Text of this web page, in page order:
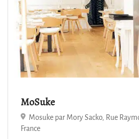
MoSuke
Mosuke par Mory Sacko, Rue
France